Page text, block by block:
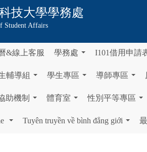
技大學學務處
Student Affairs
&線上客服 學務處 I101借用申請
輔導組 學生專區 導師專區
助機制 體育室 性別平等專區
Tuyên truyền về bình đẳng giới